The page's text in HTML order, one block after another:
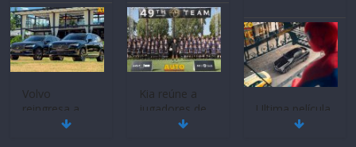
Volvo
reingresa a
Ecuador de la
Kia reúne a
jugadores de
fútbol de todo
Ultima película
‘Spider‑Man: